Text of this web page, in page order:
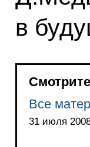
в
Все
31 июля